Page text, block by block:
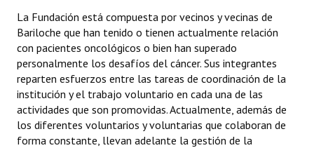
Reconocimientos - Registro
Bariloche, Municipio intercultural
Entrega de distinciones
REFORMA DE LA CARTA ORGÁNICA
La Fundación está compuesta por vecinos y vecinas de
Bariloche que han tenido o tienen actualmente relación
con pacientes oncológicos o bien han superado
personalmente los desafíos del cáncer. Sus integrantes
reparten esfuerzos entre las tareas de coordinación de la
institución y el trabajo voluntario en cada una de las
actividades que son promovidas. Actualmente, además de
los diferentes voluntarios y voluntarias que colaboran de
forma constante, llevan adelante la gestión de la